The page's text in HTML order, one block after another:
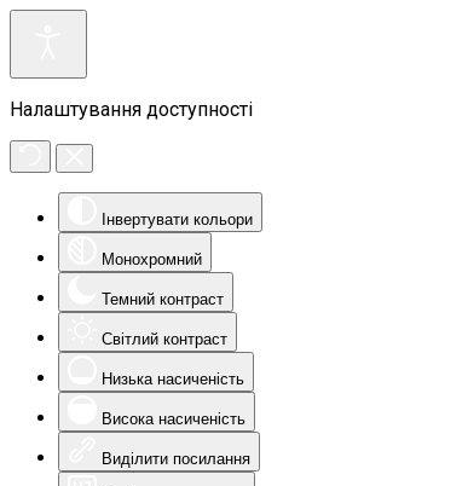
Налаштування доступності
Інвертувати кольори
Монохромний
Темний контраст
Світлий контраст
Низька насиченість
Висока насиченість
Виділити посилання